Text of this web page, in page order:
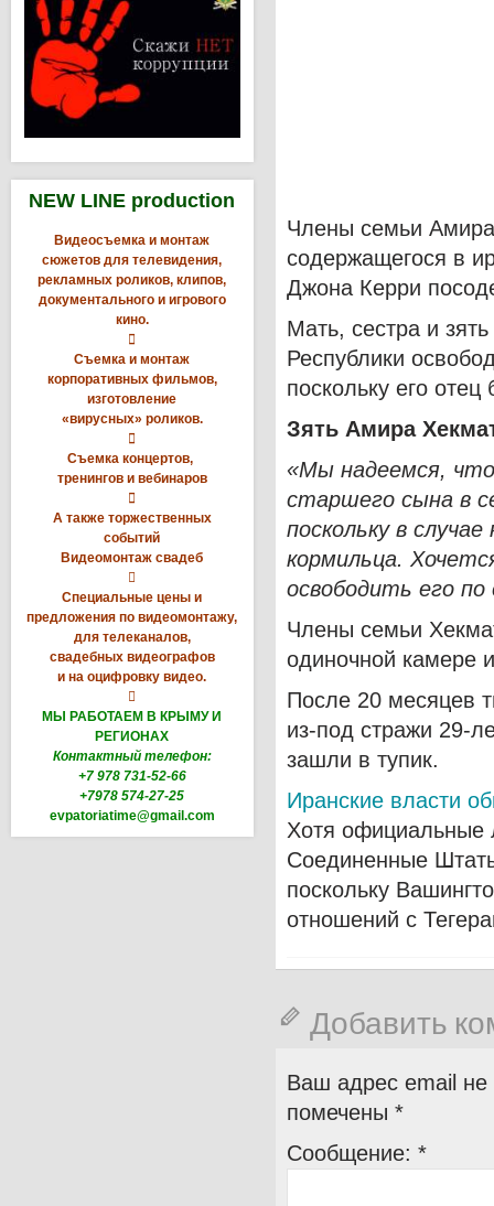
NEW LINE production
Видеосъемка и монтаж
сюжетов для телевидения,
рекламных роликов, клипов,
документального и игрового
кино.

Съемка и монтаж
корпоративных фильмов,
изготовление
«вирусных» роликов.

Съемка концертов,
тренингов и вебинаров

А также торжественных
событий
Видеомонтаж свадеб

Специальные цены и
предложения по видеомонтажу,
для телеканалов,
свадебных видеографов
и на оцифровку видео.

МЫ РАБОТАЕМ В КРЫМУ И
РЕГИОНАХ
Контактный телефон:
+7 978 731-52-66
+7978 574-27-25
evpatoriatime@gmail.com
Члены семьи
содержащегося в
Джона Керри
Мать, сестра и
Республики
поскольку его
Зять Амира
«Мы надеемся,
старшего сына в
поскольку в
кормильца.
освободить его
Члены семьи
одиночной камере
После 20 месяцев
из-под стражи 29-
зашли в тупик.
Иранские власти
Хотя официальные
Соединенные
поскольку
отношений с
Добавить
Ваш адрес email не
помечены *
Сообщение: *